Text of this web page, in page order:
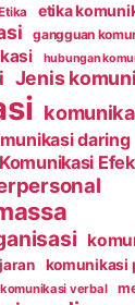
etika
gangguan
hubungan
Jenis
daring
Komunikasi
komunikasi
komunikasi verbal